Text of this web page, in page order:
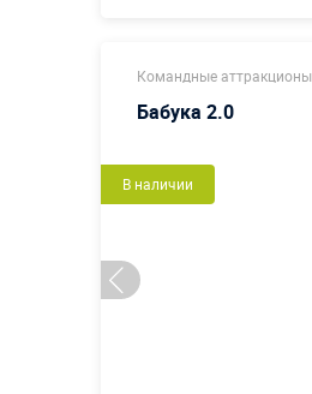
Командные аттракционы
Бабука 2.0
В наличии